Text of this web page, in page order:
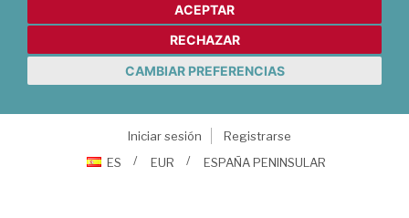
ACEPTAR
RECHAZAR
CAMBIAR PREFERENCIAS
Iniciar sesión
Registrarse
ES
EUR ESPAÑA PENINSULAR